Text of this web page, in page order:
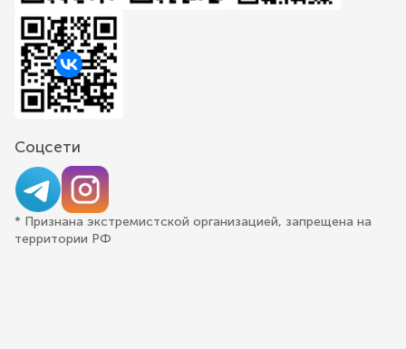
Соцсети
* Признана экстремистской организацией, запрещена на
территории РФ